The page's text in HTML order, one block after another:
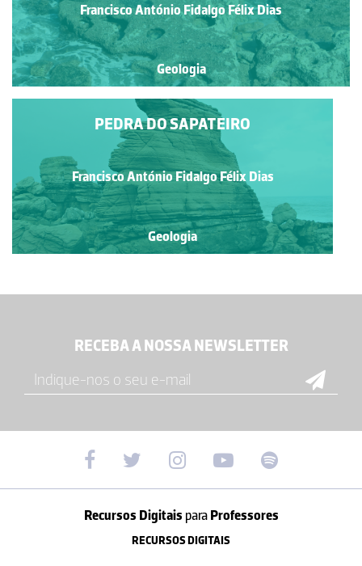
Francisco António Fidalgo Félix Dias
Geologia
PEDRA DO SAPATEIRO
Francisco António Fidalgo Félix Dias
Geologia
RECEBA A NOSSA NEWSLETTER
Recursos Digitais paraProfessores
RECURSOS DIGITAIS